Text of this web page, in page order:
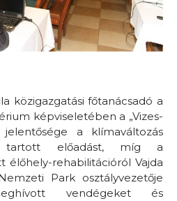
közigazgatási főtanácsadó a
képviseletében a „Vizes-
a klímaváltozás
tartott előadást, míg a
élőhely-rehabilitációról Vajda
Park osztályvezetője
vendégeket és